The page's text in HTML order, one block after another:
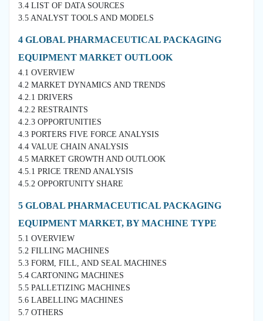
3.4 LIST OF DATA SOURCES
3.5 ANALYST TOOLS AND MODELS
4 GLOBAL PHARMACEUTICAL PACKAGING
EQUIPMENT MARKET OUTLOOK
4.1 OVERVIEW
4.2 MARKET DYNAMICS AND TRENDS
4.2.1 DRIVERS
4.2.2 RESTRAINTS
4.2.3 OPPORTUNITIES
4.3 PORTERS FIVE FORCE ANALYSIS
4.4 VALUE CHAIN ANALYSIS
4.5 MARKET GROWTH AND OUTLOOK
4.5.1 PRICE TREND ANALYSIS
4.5.2 OPPORTUNITY SHARE
5 GLOBAL PHARMACEUTICAL PACKAGING
EQUIPMENT MARKET, BY MACHINE TYPE
5.1 OVERVIEW
5.2 FILLING MACHINES
5.3 FORM, FILL, AND SEAL MACHINES
5.4 CARTONING MACHINES
5.5 PALLETIZING MACHINES
5.6 LABELLING MACHINES
5.7 OTHERS